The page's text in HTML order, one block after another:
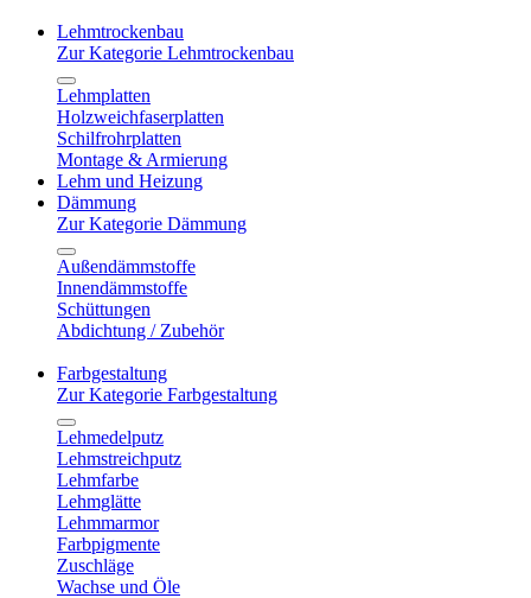
Lehmtrockenbau
Zur Kategorie Lehmtrockenbau
Lehmplatten
Holzweichfaserplatten
Schilfrohrplatten
Montage & Armierung
Lehm und Heizung
Dämmung
Zur Kategorie Dämmung
Außendämmstoffe
Innendämmstoffe
Schüttungen
Abdichtung / Zubehör
Farbgestaltung
Zur Kategorie Farbgestaltung
Lehmedelputz
Lehmstreichputz
Lehmfarbe
Lehmglätte
Lehmmarmor
Farbpigmente
Zuschläge
Wachse und Öle